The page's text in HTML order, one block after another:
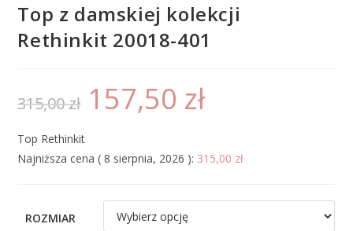
Top z damskiej kolekcji
Rethinkit 20018-401
315,00zł 157,50 zł
Top Rethinkit
Najniższa cena ( 8 sierpnia, 2026 ): 315,00 zł
ROZMIAR